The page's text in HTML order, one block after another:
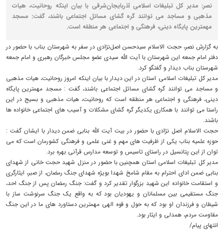
نصر: مدیر کل تبلیغات اسلامی آذربایجان‌شرقی با بیان اینکه روحانیت، هیات
مذهبی و مساجد می توانند گره گشای مسائل اجتماعی باشند، گفت: مسجد
مهمترین پایگاه دینی، فرهنگی و اجتماعی هر منطقه است.
به گزارش نصر، حجت الاسلام سیدحسن اصل‌نژادی در سفر به شهرستان بناب با حضور در
دفتر امام جمعه این شهرستان با آیت الله سیدی عضو مجلس خبرگان رهبری و امام جمعه
شهرستان بناب دیدار و گفتگو کرد.
مدیر کل تبلیغات اسلامی استان در این دیدار با بیان اینکه امروز روحانیت، هیات مذهبی
و مساجد می توانند گره گشای مسائل اجتماعی باشند، گفت : مسجد مهمترین پایگاه
دینی، فرهنگی و اجتماعی هر منطقه است که روحانیت، هیات مذهبی و بسیج در این
راستا می توانند با همکاری یکدیگر گره گشای مشکلات و آسیب های اجتماعی خانواده ها
باشند.
حجت الاسلام اصل نژادی با حضور در بیت آیت الله بنابی ضمن دیدار با ایشان گفت :
حوزه علمیه بناب یکی از ظرفیت های مهم و غنی علمی و فرهنگی کشورمان است که می
توان از این پتانسیل در راستای تاسیس و توسعه مدارس قرآنی بهره برد.
مدیر کل تبلیغات اسلامی استان همچنین با حضور در منزل شهید حجت خانی از شهدای
بنابی ضمن ادای احترام به مقام شامخ شهدا بویژه شهدای جنگ رمضان، از صبر، ایثارگری
و استقامت خانواده این شهید بزرگوار تقدیر کرد و گفت: جنگ رمضان پس از جنگ احد،
جنگ مستقیمی بین مسلمانان و یهودیان بود که به واقع یک جنگ سرنوشت ساز با
شیطان و فرزندان او بود که به حول و قوه الهی مهمترین دستاورد های ما در این جنگ
مقاومت مردم، همدلی و ایثار بود.
انتهای پیام/